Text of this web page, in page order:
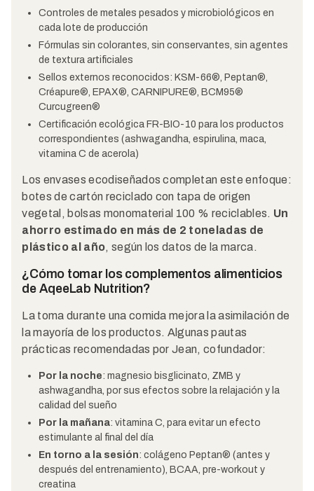
Controles de metales pesados y microbiológicos en
cada lote de producción
Fórmulas sin colorantes, sin conservantes, sin agentes
de textura artificiales
Sellos externos reconocidos: KSM-66®, Peptan®,
Créapure®, EPAX®, CARNIPURE®, BCM95®
Curcugreen®
Certificación ecológica FR-BIO-10 para los productos
correspondientes (ashwagandha, espirulina, maca,
vitamina C de acerola)
Los envases ecodiseñados completan este enfoque:
botes de cartón reciclado con tapa de origen
vegetal, bolsas monomaterial 100 % reciclables. Un
ahorro estimado en más de 2 toneladas de
plástico al año, según los datos de la marca.
¿Cómo tomar los complementos alimenticios
de AqeeLab Nutrition?
La toma durante una comida mejora la asimilación de
la mayoría de los productos. Algunas pautas
prácticas recomendadas por Jean, cofundador:
Por la noche: magnesio bisglicinato, ZMB y
ashwagandha, por sus efectos sobre la relajación y la
calidad del sueño
Por la mañana: vitamina C, para evitar un efecto
estimulante al final del día
En torno a la sesión: colágeno Peptan® (antes y
después del entrenamiento), BCAA, pre-workout y
creatina